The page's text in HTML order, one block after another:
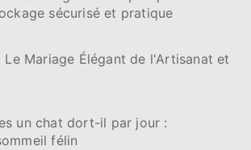
sécurisé et pratique
Le Mariage Élégant de l'Artisanat et
un chat dort-il par jour :
félin